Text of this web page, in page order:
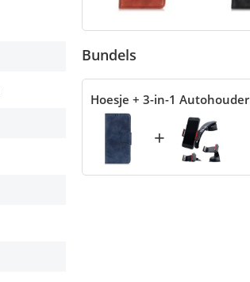
Bundels
Hoesje + 3-in-1 Autohouder
+